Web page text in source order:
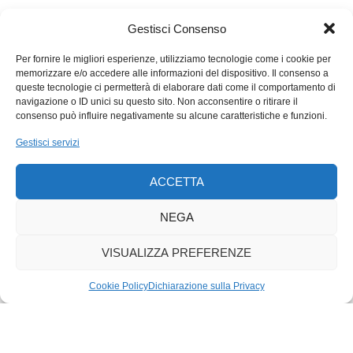
Gestisci Consenso
Per fornire le migliori esperienze, utilizziamo tecnologie come i cookie per
memorizzare e/o accedere alle informazioni del dispositivo. Il consenso a
queste tecnologie ci permetterà di elaborare dati come il comportamento di
navigazione o ID unici su questo sito. Non acconsentire o ritirare il
consenso può influire negativamente su alcune caratteristiche e funzioni.
Gestisci servizi
ACCETTA
NEGA
VISUALIZZA PREFERENZE
Cookie PolicyDichiarazione sulla Privacy
impegno, minore concentrazione. Dunque, prevalgono. E poi,
la lettura richiede tempo e solitudine: altre cose che si vanno
perdendo. È possibile, naturalmente, che anche un film, anche
il cicaleccio in unsocial networkpossano suscitare emozioni:
però verosimile che l’enorme sovrabbondanza di stimoli
emotivi li renda alla fine scarsamente significanti, li stinga in un
anche in questo caso, avranno contribuito a tracciare destini: